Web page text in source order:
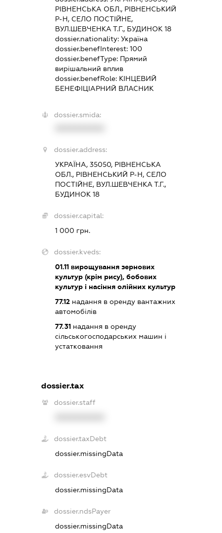
РІВНЕНСЬКА ОБЛ., РІВНЕНСЬКИЙ
Р-Н, СЕЛО ПОСТІЙНЕ,
ВУЛ.ШЕВЧЕНКА Т.Г., БУДИНОК 18
dossier.nationality:Україна
dossier.benefInterest:100
dossier.benefType: Прямий
вирішальний вплив
dossier.benefRole: КІНЦЕВИЙ
БЕНЕФІЦІАРНИЙ ВЛАСНИК
dossier.smida:
dossier.address:
УКРАЇНА, 35050, РІВНЕНСЬКА
ОБЛ., РІВНЕНСЬКИЙ Р-Н, СЕЛО
ПОСТІЙНЕ, ВУЛ.ШЕВЧЕНКА Т.Г.,
БУДИНОК 18
dossier.capital:
1 000 грн.
dossier.kveds:
01.11 вирощування зернових
культур (крім рису), бобових
культур і насіння олійних культур
77.12 надання в оренду вантажних
автомобілів
77.31 надання в оренду
сільськогосподарських машин і
устатковання
dossier.tax
dossier.staff
dossier.taxDebt
dossier.missingData
dossier.esvDebt
dossier.missingData
dossier.ndsPayer
dossier.missingData